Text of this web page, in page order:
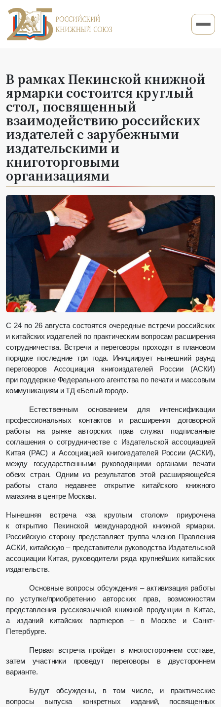
В рамках Пекинской книжной
ярмарки состоится круглый
стол, посвященный
взаимодействию российских
издателей с зарубежными
издательскими и
книготорговыми
организациями
С 24 по 26 августа состоятся очередные встречи российских
и китайских издателей по практическим вопросам расширения
сотрудничества. Встречи и переговоры проходят в плановом
порядке последние три года. Инициирует нынешний раунд
переговоров Ассоциация книгоиздателей России (АСКИ)
при поддержке Федерального агентства по печати и массовым
коммуникациям и ТД «Белый город».
Естественным основанием для интенсификации
профессиональных контактов и расширения договорной
работы на рынке авторских прав служат подписанные
соглашения о сотрудничестве с Издательской ассоциацией
Китая (PAC) и Ассоциацией книгоиздателей России (АСКИ),
между государственными руководящими органами печати
обеих стран. Одним из результатов этой расширяющейся
работы стало недавнее открытие китайского книжного
магазина в центре Москвы.
Нынешняя встреча «за круглым столом» приурочена
к открытию Пекинской международной книжной ярмарки.
Российскую сторону представляет группа членов Правления
АСКИ, китайскую – представители руководства Издательской
ассоциации Китая, руководители ряда крупнейших китайских
издательств.
Основные вопросы обсуждения – активизация работы
по уступке/приобретению авторских прав, возможностям
представления русскоязычной книжной продукции в Китае,
а изданий китайских партнеров – в Москве и Санкт-
Петербурге.
Первая встреча пройдет в многостороннем составе,
затем участники проведут переговоры в двустороннем
варианте.
Будут обсуждены, в том числе, и практические
вопросы выпуска конкретных изданий, посвященных